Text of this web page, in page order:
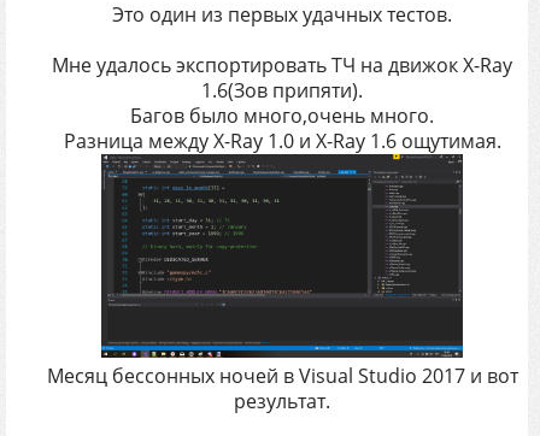
Это один из первых удачных тестов.
Мне удалось экспортировать ТЧ на движок X-Ray
1.6(Зов припяти).
Багов было много,очень много.
Разница между X-Ray 1.0 и X-Ray 1.6 ощутимая.
Месяц бессонных ночей в Visual Studio 2017 и вот
результат.